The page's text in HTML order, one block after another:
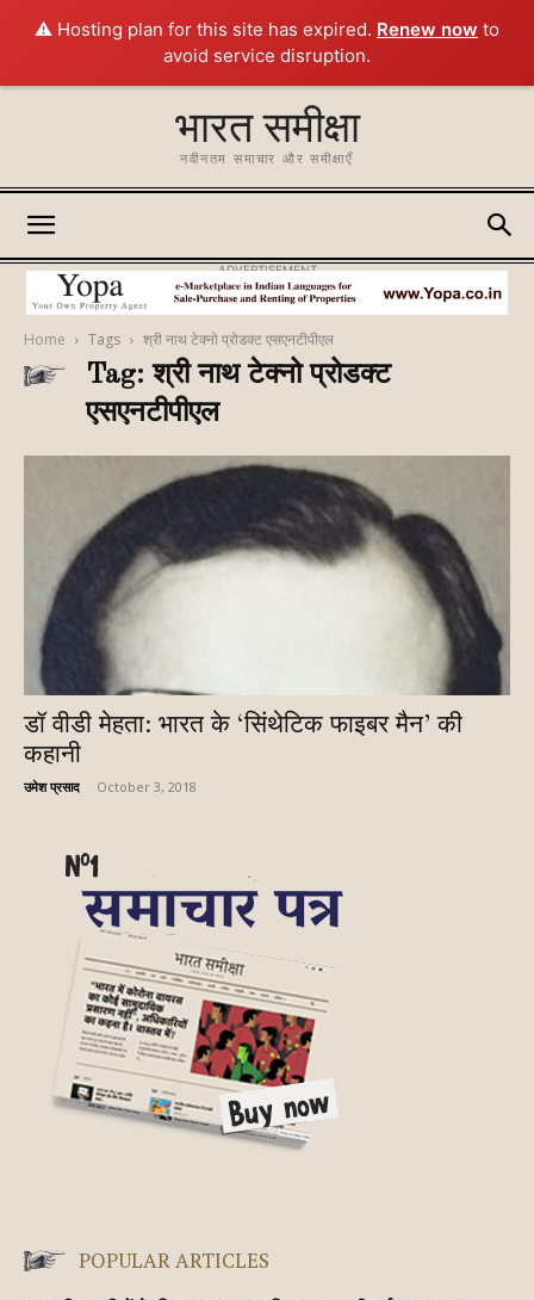
⚠️ Hosting plan for this site has expired. Renew now to
avoid service disruption.
भारत समीक्षा
नवीनतम समाचार और समीक्षाएँ
ADVERTISEMENT
Home Tags श्री नाथ टेक्नो प्रोडक्ट एसएनटीपीएल
Tag: श्री नाथ टेक्नो प्रोडक्ट
एसएनटीपीएल
डॉ वीडी मेहता: भारत के ‘सिंथेटिक फाइबर मैन’ की
कहानी
उमेश प्रसाद October 3, 2018
POPULAR ARTICLES